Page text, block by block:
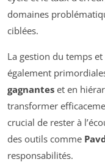
domaines
ciblées.
La gestion du temps
également
gagnantes et en
transformer
crucial de rester à
des outils comme
responsabilités.